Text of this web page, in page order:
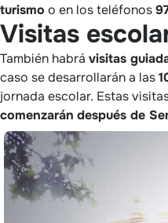
turismo o en los teléfonos
Visitas
También habrá visitas
caso se desarrollarán a las
jornada escolar. Estas
comenzarán después de